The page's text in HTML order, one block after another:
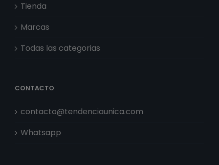
Tienda
Marcas
Todas las categorias
CONTACTO
contacto@tendenciaunica.com
Whatsapp